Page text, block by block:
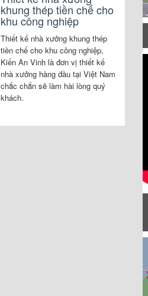
khung thép tiền chế cho
khu công nghiệp
Thiết kế nhà xưởng khung thép
tiền chế cho khu công nghiệp,
Kiến An Vinh là đơn vị thiết kế
nhà xưởng hàng đầu tại Việt Nam
chắc chắn sẽ làm hài lòng quý
khách.